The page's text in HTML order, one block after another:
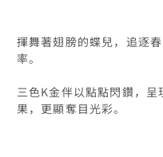
揮舞著翅膀的蝶兒，追逐
率。
三色K金伴以點點閃鑽，
果，更顯奪目光彩。